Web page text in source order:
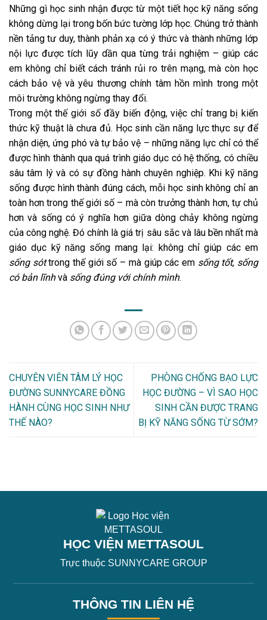
Những gì học sinh nhận được từ một tiết học kỹ năng sống
không dừng lại trong bốn bức tường lớp học. Chúng trở thành
nền tảng tư duy, thành phản xạ có ý thức và thành những lớp
nội lực được tích lũy dần qua từng trải nghiệm – giúp các
em không chỉ biết cách tránh rủi ro trên mạng, mà còn học
cách bảo vệ và yêu thương chính tâm hồn mình trong một
môi trường không ngừng thay đổi.
Trong một thế giới số đầy biến động, việc chỉ trang bị kiến
thức kỹ thuật là chưa đủ. Học sinh cần năng lực thực sự để
nhận diện, ứng phó và tự bảo vệ – những năng lực chỉ có thể
được hình thành qua quá trình giáo dục có hệ thống, có chiều
sâu tâm lý và có sự đồng hành chuyên nghiệp. Khi kỹ năng
sống được hình thành đúng cách, mỗi học sinh không chỉ an
toàn hơn trong thế giới số – mà còn trưởng thành hơn, tự chủ
hơn và sống có ý nghĩa hơn giữa dòng chảy không ngừng
của công nghệ. Đó chính là giá trị sâu sắc và lâu bền nhất mà
giáo dục kỹ năng sống mang lại: không chỉ giúp các em
sống sóttrong thế giới số – mà giúp các em sống tốt, sống
có bản lĩnhvà sống đúng với chính mình.
CHUYÊN VIÊN TÂM LÝ HỌC
ĐƯỜNG SUNNYCARE ĐỒNG
HÀNH CÙNG HỌC SINH NHƯ
THẾ NÀO?
PHÒNG CHỐNG BẠO LỰC
HỌC ĐƯỜNG – VÌ SAO HỌC
SINH CẦN ĐƯỢC TRANG
BỊ KỸ NĂNG SỐNG TỪ SỚM?
HỌC VIỆN METTASOUL
Trực thuộc SUNNYCARE GROUP
THÔNG TIN LIÊN HỆ